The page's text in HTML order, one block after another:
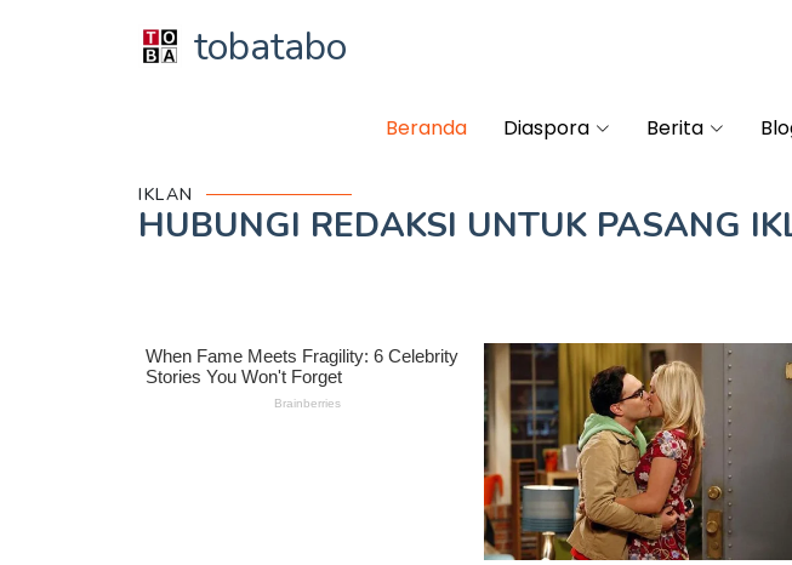
tobatabo
Beranda Diaspora Berita
IKLAN
HUBUNGI REDAKSI UNTUK PASANG